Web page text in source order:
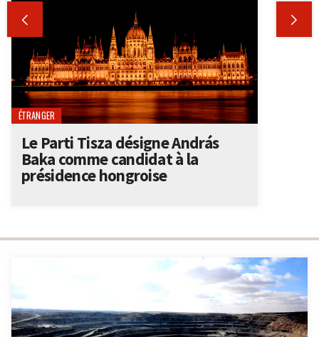
 
ÉTRANGER
Le Parti Tisza désigne András
Baka comme candidat à la
présidence hongroise